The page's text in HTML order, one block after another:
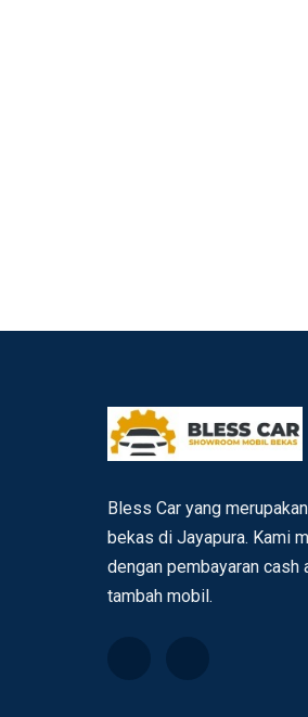
Bless Car yang
bekas di Jayapura. Kami
dengan pembayaran cash
tambah mobil.